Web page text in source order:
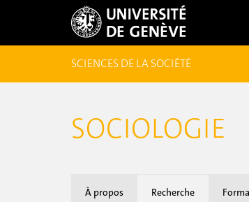
SCIENCES DE LA SOCIÉTÉ
SOCIOLOGIE
À propos Recherche